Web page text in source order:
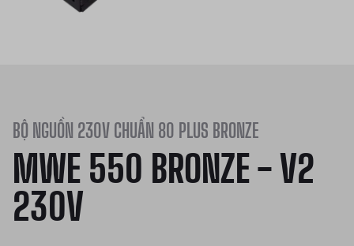
BỘ NGUỒN 230V CHUẨN 80 PLUS BRONZE
MWE 550 BRONZE - V2
230V